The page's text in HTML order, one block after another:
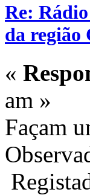
Re:
da região
«
am »
Façam